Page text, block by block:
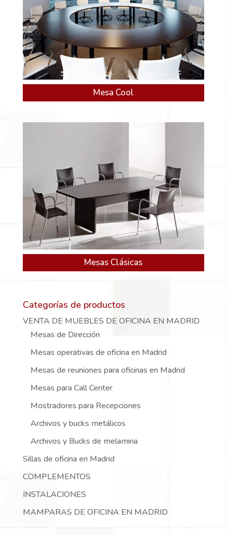
Mesa Cool
Mesas Clásicas
Categorías de productos
VENTA DE MUEBLES DE OFICINA EN MADRID
Mesas de Dirección
Mesas operativas de oficina en Madrid
Mesas de reuniones para oficinas en Madrid
Mesas para Call Center
Mostradores para Recepciones
Archivos y bucks metálicos
Archivos y Bucks de melamina
Sillas de oficina en Madrid
COMPLEMENTOS
INSTALACIONES
MAMPARAS DE OFICINA EN MADRID